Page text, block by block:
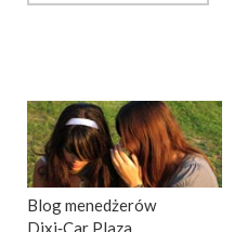
Blog menedżerów
Dixi‑Car Plaza